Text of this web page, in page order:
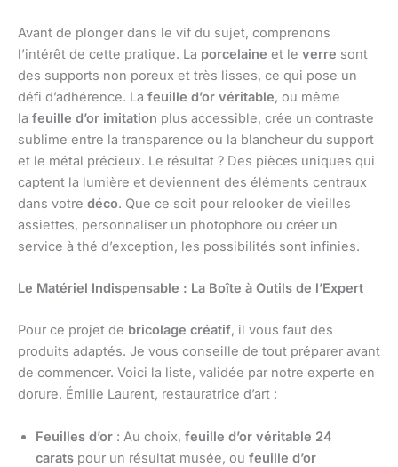
Avant de plonger dans le vif du sujet, comprenons
l’intérêt de cette pratique. La porcelaine et le verre sont
des supports non poreux et très lisses, ce qui pose un
défi d’adhérence. La feuille d’or véritable, ou même
la feuille d’or imitation plus accessible, crée un contraste
sublime entre la transparence ou la blancheur du support
et le métal précieux. Le résultat ? Des pièces uniques qui
captent la lumière et deviennent des éléments centraux
dans votre déco. Que ce soit pour relooker de vieilles
assiettes, personnaliser un photophore ou créer un
service à thé d’exception, les possibilités sont infinies.
Le Matériel Indispensable : La Boîte à Outils de l’Expert
Pour ce projet de bricolage créatif, il vous faut des
produits adaptés. Je vous conseille de tout préparer avant
de commencer. Voici la liste, validée par notre experte en
dorure, Émilie Laurent, restauratrice d’art :
Feuilles d’or : Au choix, feuille d’or véritable 24
carats pour un résultat musée, ou feuille d’or